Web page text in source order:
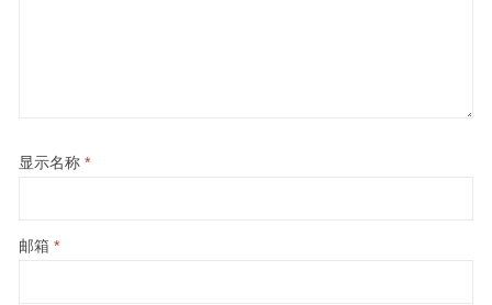
显示名称 *
邮箱 *